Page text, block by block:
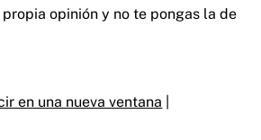
opinión y no te pongas la de
en una nueva ventana